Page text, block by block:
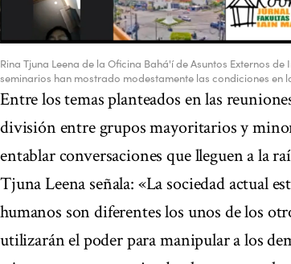
Rina Tjuna Leena de la Oficina Bahá'í de Asuntos Externos
seminarios han mostrado modestamente las condiciones en
Entre los temas planteados en las
división entre grupos mayoritarios y
entablar conversaciones que lleguen a la
Tjuna Leena señala: «La sociedad actual
humanos son diferentes los unos de los
utilizarán el poder para manipular a los